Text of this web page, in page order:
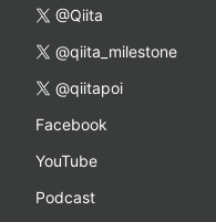
@Qiita
@qiita_milestone
@qiitapoi
Facebook
YouTube
Podcast